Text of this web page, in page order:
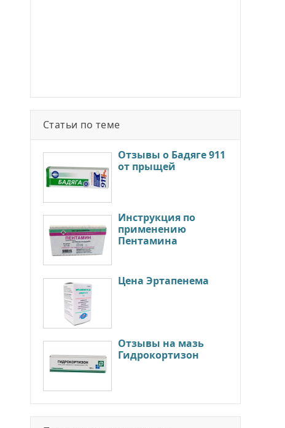
Статьи по теме
Отзывы о Бадяге 911
от прыщей
Инструкция по
применению
Пентамина
Цена Эртапенема
Отзывы на мазь
Гидрокортизон